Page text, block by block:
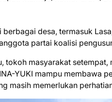
desa, termasuk
partai koalisi
tokoh masyarakat
YUKI mampu membawa
masih memerlukan